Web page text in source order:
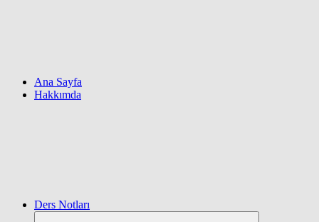
Ana Sayfa
Hakkımda
Ders Notları